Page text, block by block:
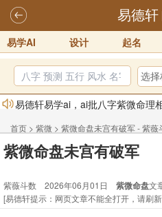
易德轩
易学AI 设计 起名
易德轩易学ai，ai批八字紫微命理
体验！！
2025-07-01
易德轩网重构及升能完成，欢迎大
2026年化太岁锦囊属马、鼠、牛
订！！
2025-10-01
首页 > 紫微 > 紫微命盘未宫有破军 - 紫薇
紫微命盘未宫有破军
紫薇斗数 2026年06月01日 紫微命盘文
[易德轩提示：网页文章不能全打开，请刷